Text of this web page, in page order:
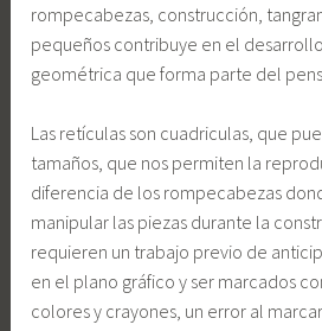
rompecabezas, construcción,
pequeños contribuye en el
geométrica que forma parte del
Las retículas son cuadriculas, que
tamaños, que nos permiten la
diferencia de los rompecabezas
manipular las piezas durante la
requieren un trabajo previo de
en el plano gráfico y ser marcados
colores y crayones, un error al